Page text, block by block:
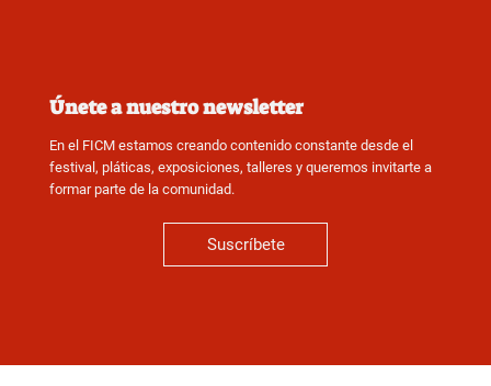
Únete a nuestro newsletter
En el FICM estamos creando contenido constante desde el
festival, pláticas, exposiciones, talleres y queremos invitarte a
formar parte de la comunidad.
Suscríbete